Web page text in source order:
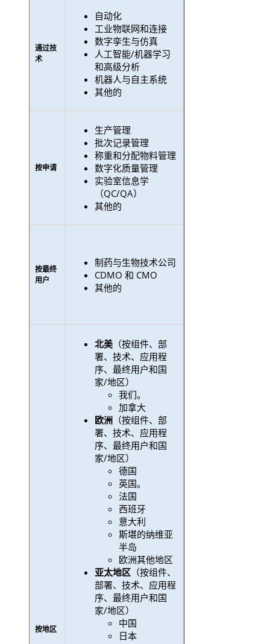
通过技
术
自动化
工业物联网和连接
数字孪生与仿真
人工智能/机器学习
和高级分析
机器人与自主系统
其他的
按申请
生产管理
批次记录管理
称重和分配物料管理
数字化质量管理
实验室信息学
（QC/QA）
其他的
按最终
用户
制药与生物技术公司
CDMO 和 CMO
其他的
按地区
北美 （按组件、部
署、技术、应用程
序、最终用户和国
家/地区）
我们。
加拿大
欧洲 （按组件、部
署、技术、应用程
序、最终用户和国
家/地区）
德国
英国。
法国
西班牙
意大利
斯堪的纳维亚
半岛
欧洲其他地区
亚太地区 （按组件、
部署、技术、应用程
序、最终用户和国
家/地区）
中国
日本